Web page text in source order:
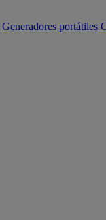
Generadores portátiles